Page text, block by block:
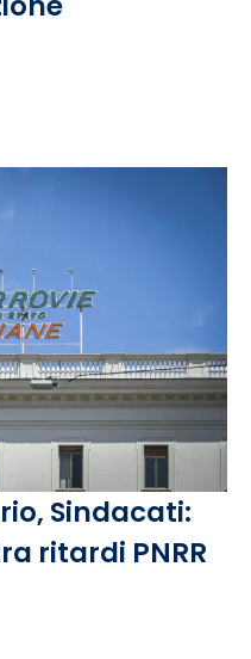
Sindacati:
ritardi PNRR